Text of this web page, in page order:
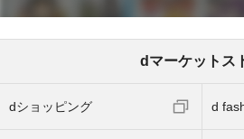
dマーケットス
dショッピング d